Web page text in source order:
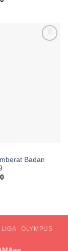
Badan
LIGA
OLYMPUS